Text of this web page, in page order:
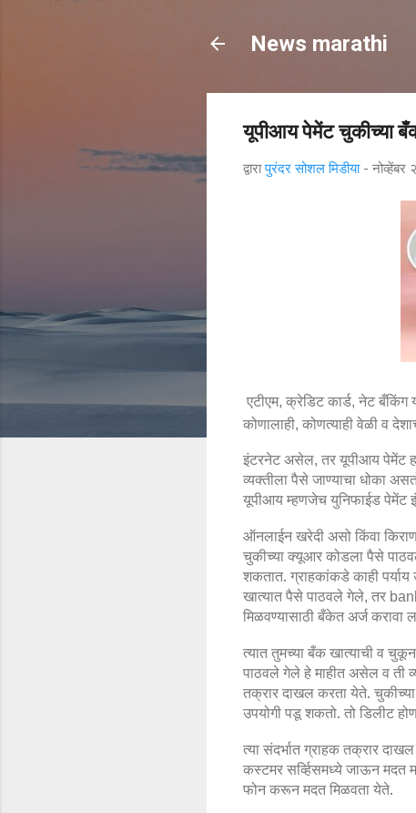
News marathi
यूपीआय पेमेंट चुकीच्या
द्वारापुरंदर सोशल मिडीया -
एटीएम, क्रेडिट कार्ड, नेट बँकिंग
कोणालाही, कोणत्याही वेळी व
इंटरनेट असेल, तर यूपीआय पेमेंट
व्यक्तीला पैसे जाण्याचा धोका
यूपीआय म्हणजेच युनिफाईड पेमेंट
ऑनलाईन खरेदी असो किंवा
चुकीच्या क्यूआर कोडला पैसे
शकतात. ग्राहकांकडे काही
खात्यात पैसे पाठवले गेले, तर
मिळवण्यासाठी बँकेत अर्ज करावा
त्यात तुमच्या बँक खात्याची व
पाठवले गेले हे माहीत असेल व ती
तक्रार दाखल करता येते.
उपयोगी पडू शकतो. तो डिलीट
त्या संदर्भात ग्राहक तक्रार
कस्टमर सर्व्हिसमध्ये जाऊन मदत
फोन करून मदत मिळवता येते.